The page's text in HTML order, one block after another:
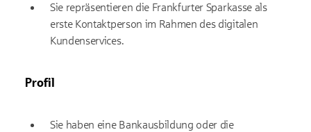
Sie repräsentieren die Frankfurter Sparkasse als
erste Kontaktperson im Rahmen des digitalen
Kundenservices.
Profil
Sie haben eine Bankausbildung oder die